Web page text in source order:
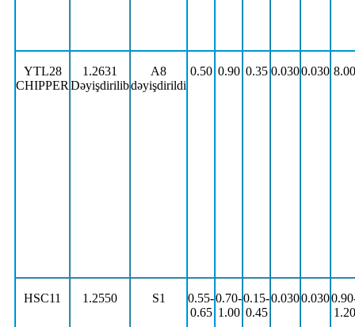
YTL28
CHIPPER
1.2631
Dəyişdirilib
A8
dəyişdirildi
0.50 0.90 0.35 0.0300.030 8.00
HSC11 1.2550 S1
0.55-
0.65
0.70-
1.00
0.15-
0.45
0.0300.030
1.20